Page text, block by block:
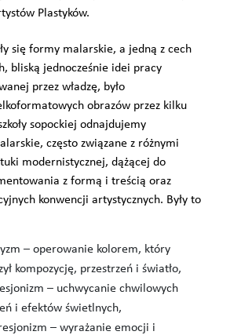
Plastyków.
się formy malarskie, a jedną z cech
bliską jednocześnie idei pracy
przez władzę, było
obrazów przez kilku
sopockiej odnajdujemy
często związane z różnymi
modernistycznej, dążącej do
z formą i treścią oraz
konwencji artystycznych. Były to
– operowanie kolorem, który
kompozycję, przestrzeń i światło,
– uchwycanie chwilowych
i efektów świetlnych,
– wyrażanie emocji i